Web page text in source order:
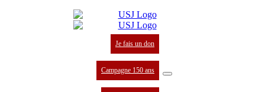
Je fais un don
Campagne 150 ans